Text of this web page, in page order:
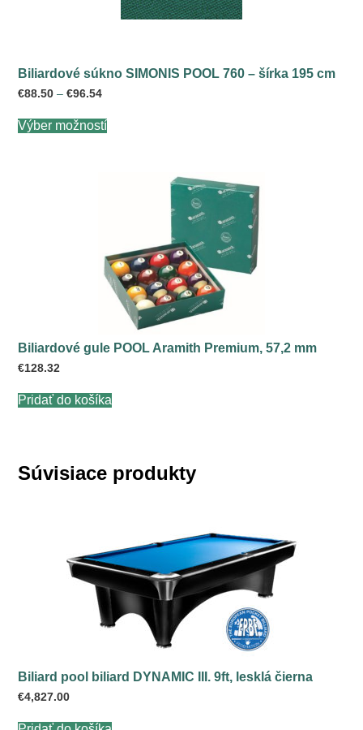
Biliardové súkno SIMONIS POOL 760 – šírka 195 cm
€88.50 – €96.54Price
€88.50
through
Výber možností
stránke
produktu.
Biliardové gule POOL Aramith Premium, 57,2 mm
€128.32
Pridať do košíka
Súvisiace produkty
Biliard pool biliard DYNAMIC III. 9ft, lesklá čierna
€4,827.00